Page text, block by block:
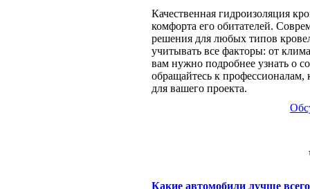
Качественная гидроизоляция
комфорта его обитателей.
решения для любых типов
учитывать все факторы: от
вам нужно подробнее узнать о
обращайтесь к
для вашего проекта.
Какие автомобили лучше